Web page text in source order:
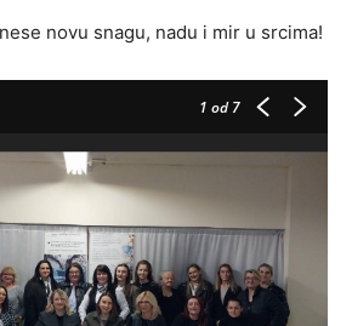
novu snagu, nadu i mir u srcima!
1 od 7